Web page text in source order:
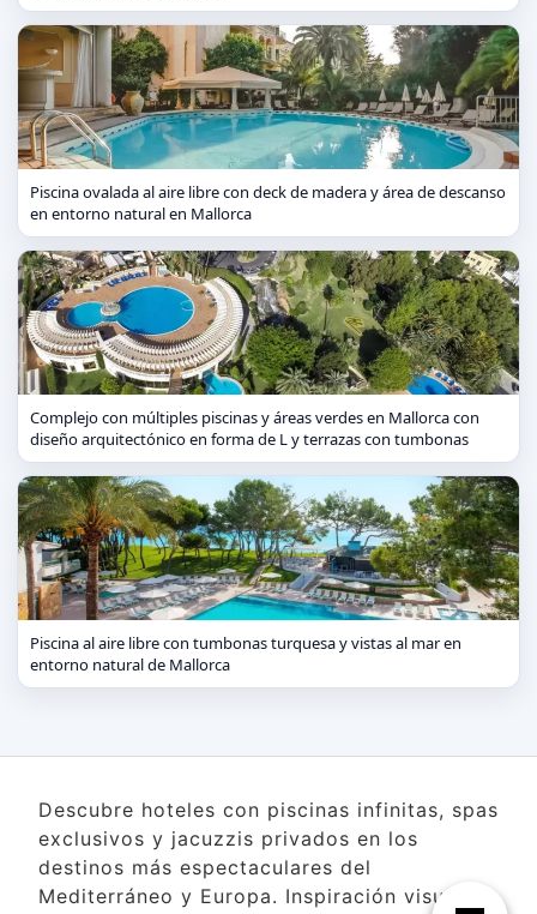
Piscina ovalada al aire libre con deck de madera y área de descanso
en entorno natural en Mallorca
Complejo con múltiples piscinas y áreas verdes en Mallorca con
diseño arquitectónico en forma de L y terrazas con tumbonas
Piscina al aire libre con tumbonas turquesa y vistas al mar en
entorno natural de Mallorca
Descubre hoteles con piscinas infinitas, spas
exclusivos y jacuzzis privados en los
destinos más espectaculares del
Mediterráneo y Europa. Inspiración visual